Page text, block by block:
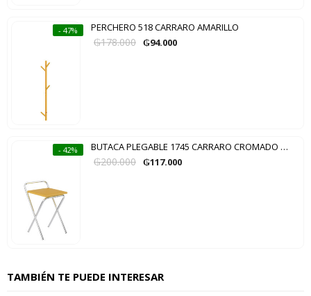
PERCHERO 518 CARRARO AMARILLO
₲94.000
₲178.000
- 47%
BUTACA PLEGABLE 1745 CARRARO CROMADO AMARILLO
₲117.000
₲200.000
- 42%
TAMBIÉN TE PUEDE INTERESAR